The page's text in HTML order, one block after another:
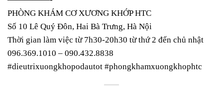
PHÒNG KHÁM CƠ XƯƠNG KHỚP HTC
Số 10 Lê Quý Đôn, Hai Bà Trưng, Hà Nội
Thời gian làm việc từ 7h30-20h30 từ thứ 2 đến chủ nhật
096.369.1010 – 090.432.8838
#dieutrixuongkhopodautot #phongkhamxuongkhophtc